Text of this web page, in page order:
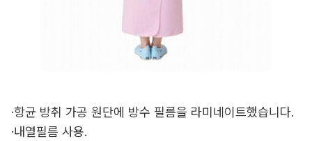
·항균 방취 가공 원단에 방수 필름을 라미네이트했습니다.
·내열필름 사용.